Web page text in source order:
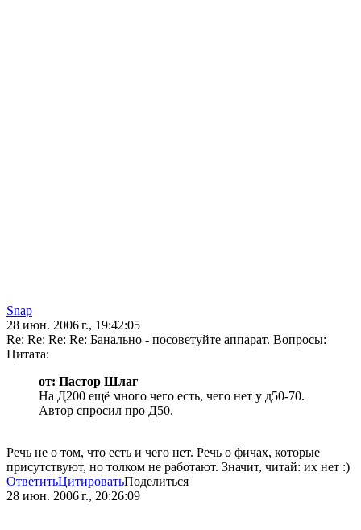
Snap
28 июн. 2006 г., 19:42:05
Re: Re: Re: Re: Банально - посоветуйте аппарат. Вопросы:
Цитата:
от: Пастор Шлаг
На Д200 ещё много чего есть, чего нет у д50-70.
Автор спросил про Д50.
Речь не о том, что есть и чего нет. Речь о фичах, которые
присутствуют, но толком не работают. Значит, читай: их нет :)
ОтветитьЦитироватьПоделиться
28 июн. 2006 г., 20:26:09